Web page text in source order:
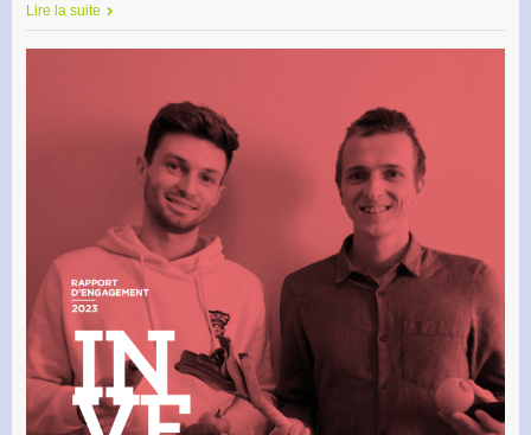
Lire la suite